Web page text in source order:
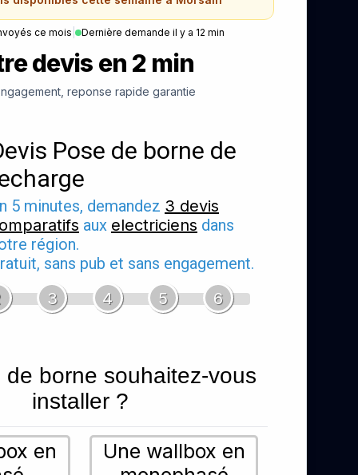
ce mois Dernière demande il y a 12 min
devis en 2 min
reponse rapide garantie
Pose de borne de
5 minutes, demandez 3 devis
aux electriciens dans
région.
sans pub et sans engagement.
3 4 5 6
de borne souhaitez-vous
installer ?
en
Une wallbox en